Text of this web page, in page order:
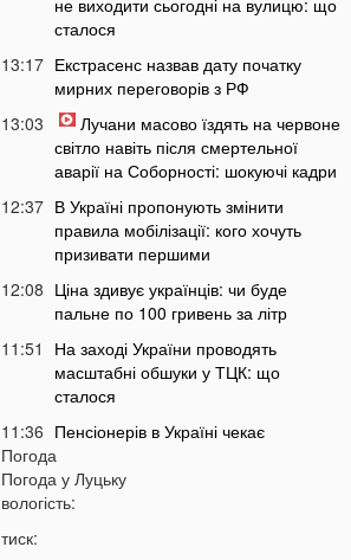
не виходити сьогодні на вулицю: що
сталося
13:17 Екстрасенс назвав дату початку
мирних переговорів з РФ
13:03
Лучани масово їздять на червоне
світло навіть після смертельної
аварії на Соборності: шокуючі кадри
12:37 В Україні пропонують змінити
правила мобілізації: кого хочуть
призивати першими
12:08 Ціна здивує українців: чи буде
пальне по 100 гривень за літр
11:51
На заході України проводять
масштабні обшуки у ТЦК: що
сталося
11:36 Пенсіонерів в Україні чекає
масштабна перевірка: кого це
торкнеться
11:07 Україну накриє потужна магнітна
Погода
Погода у Луцьку
вологість:
тиск: